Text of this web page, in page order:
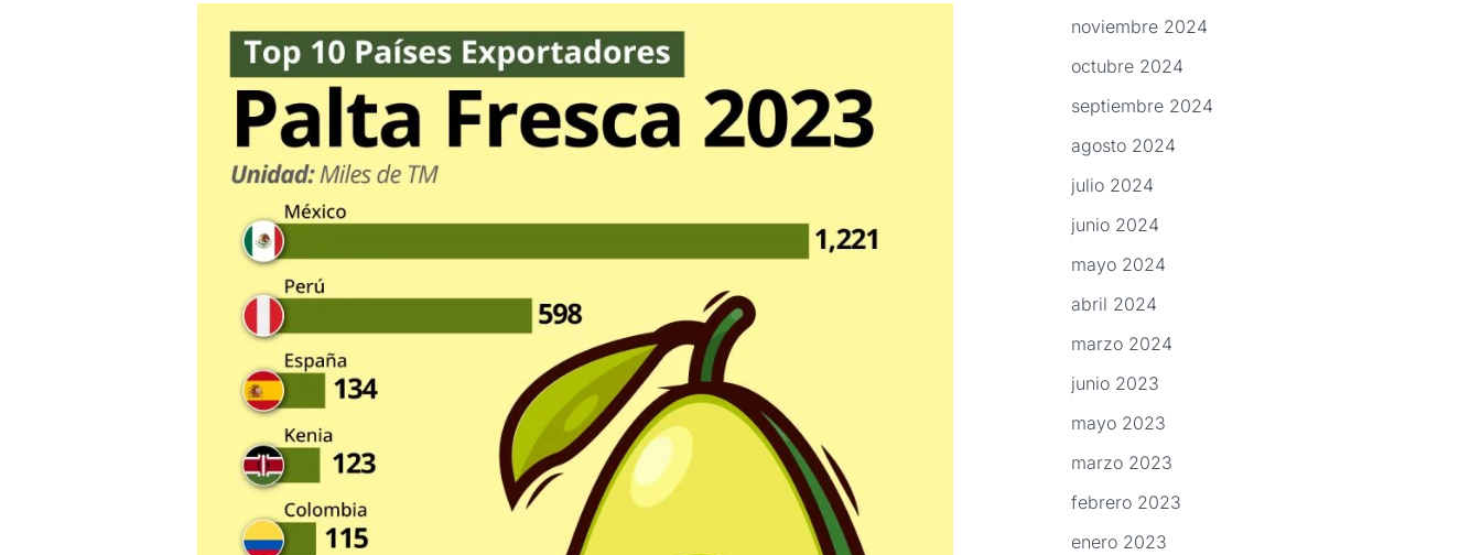
mundiales
2023
noviembre 2024
octubre 2024
septiembre 2024
agosto 2024
julio 2024
junio 2024
mayo 2024
abril 2024
marzo 2024
junio 2023
mayo 2023
marzo 2023
febrero 2023
enero 2023